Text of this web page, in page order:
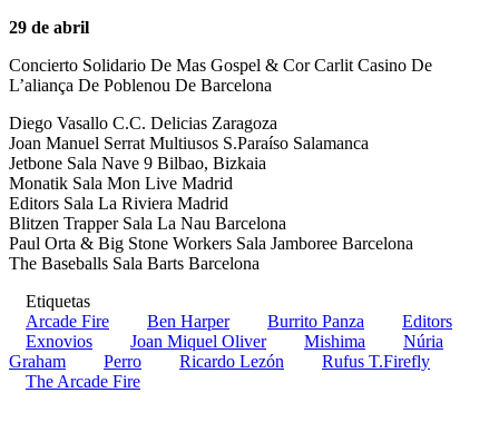
29 de abril
Concierto Solidario De Mas Gospel & Cor Carlit Casino De
L’aliança De Poblenou De Barcelona
Diego Vasallo C.C. Delicias Zaragoza
Joan Manuel Serrat Multiusos S.Paraíso Salamanca
Jetbone Sala Nave 9 Bilbao, Bizkaia
Monatik Sala Mon Live Madrid
Editors Sala La Riviera Madrid
Blitzen Trapper Sala La Nau Barcelona
Paul Orta & Big Stone Workers Sala Jamboree Barcelona
The Baseballs Sala Barts Barcelona
Etiquetas
Arcade Fire
Ben Harper Burrito Panza
Editors
Exnovios
Joan Miquel Oliver Mishima
Núria
Graham
Perro Ricardo Lezón
Rufus T.Firefly
The Arcade Fire